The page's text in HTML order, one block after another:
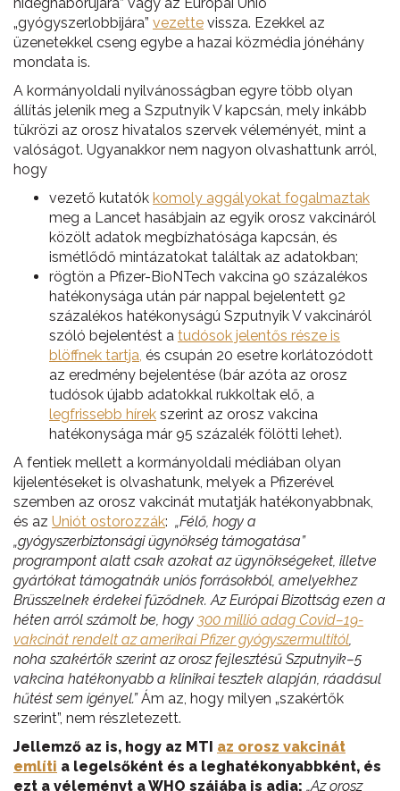
„gyógyszerlobbijára” vezette vissza. Ezekkel az
üzenetekkel cseng egybe a hazai közmédia jónéhány
mondata is.
A kormányoldali nyilvánosságban egyre több olyan
állítás jelenik meg a Szputnyik V kapcsán, mely inkább
tükrözi az orosz hivatalos szervek véleményét, mint a
valóságot. Ugyanakkor nem nagyon olvashattunk arról,
hogy
vezető kutatók komoly aggályokat fogalmaztak
meg a Lancet hasábjain az egyik orosz vakcináról
közölt adatok megbízhatósága kapcsán, és
ismétlődő mintázatokat találtak az adatokban;
rögtön a Pfizer-BioNTech vakcina 90 százalékos
hatékonysága után pár nappal bejelentett 92
százalékos hatékonyságú Szputnyik V vakcináról
szóló bejelentést a tudósok jelentős része is
blöffnek tartja, és csupán 20 esetre korlátozódott
az eredmény bejelentése (bár azóta az orosz
tudósok újabb adatokkal rukkoltak elő, a
legfrissebb hírek szerint az orosz vakcina
hatékonysága már 95 százalék fölötti lehet).
A fentiek mellett a kormányoldali médiában olyan
kijelentéseket is olvashatunk, melyek a Pfizerével
szemben az orosz vakcinát mutatják hatékonyabbnak,
és az Uniót ostorozzák: „Félő, hogy a
„gyógyszerbiztonsági ügynökség támogatása”
programpont alatt csak azokat az ügynökségeket, illetve
gyártókat támogatnák uniós forrásokból, amelyekhez
Brüsszelnek érdekei fűződnek. Az Európai Bizottság ezen a
héten arról számolt be, hogy 300 millió adag Covid–19-
vakcinát rendelt az amerikai Pfizer gyógyszermultitól,
noha szakértők szerint az orosz fejlesztésű Szputnyik–5
vakcina hatékonyabb a klinikai tesztek alapján, ráadásul
hűtést sem igényel.”Ám az, hogy milyen „szakértők
szerint”, nem részletezett.
Jellemző az is, hogy az MTI az orosz vakcinát
említi a legelsőként és a leghatékonyabbként, és
ezt a véleményt a WHO szájába is adja: „Az orosz